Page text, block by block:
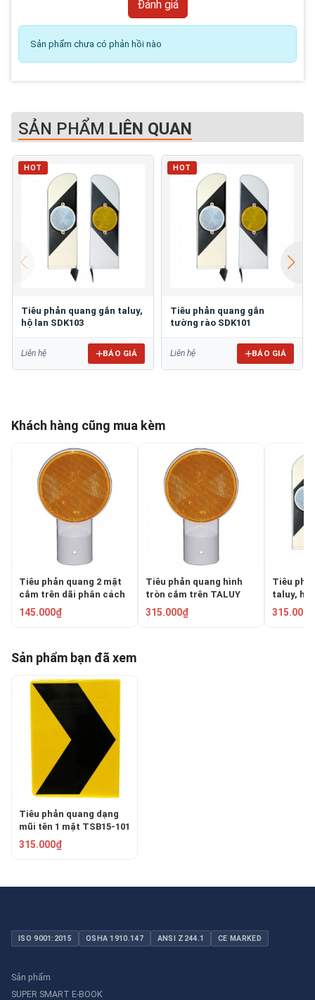
Sản phẩm chưa có phản hồi nào
SẢN PHẨM LIÊN QUAN
HOT
Tiêu phản quang gắn taluy,
hộ lan SDK103
Liên hệ BÁO GIÁ
HOT
Tiêu phản quang gắn
tường rào SDK101
Liên hệ BÁO GIÁ
Khách hàng cũng mua kèm
Tiêu phản quang 2 mặt
cắm trên dãi phân cách
SDD101-100-2M
145.000₫
Tiêu phản quang hình
tròn cắm trên TALUY
SDD101-150-1M
315.000₫
Tiêu
taluy, hộ
315.000₫
Sản phẩm bạn đã xem
Tiêu phản quang dạng
mũi tên 1 mặt TSB15-101
315.000₫
ISO 9001:2015 OSHA 1910.147 ANSI Z244.1 CE MARKED
Sản phẩm
SUPER SMART E-BOOK